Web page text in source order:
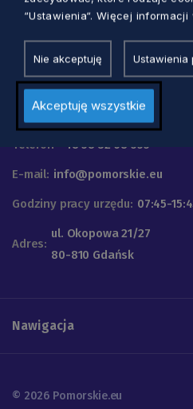
Urząd Marszałkowski
Województwa Pomorskiego
Telefon +48 58 32 68 555
E-mail: info@pomorskie.eu
Godziny pracy urzędu: 07:45-
Adres:
ul. Okopowa 21/27
80-810 Gdańsk
Nawigacja
© 2026 Pomorskie.eu
“Ustawienia“. Więcej informacji
Nie akceptuję Ustawienia
Akceptuję wszystkie